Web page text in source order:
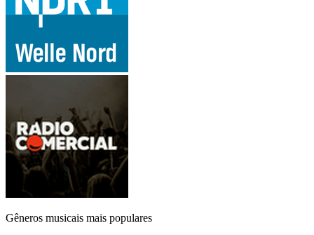
Gêneros musicais mais populares